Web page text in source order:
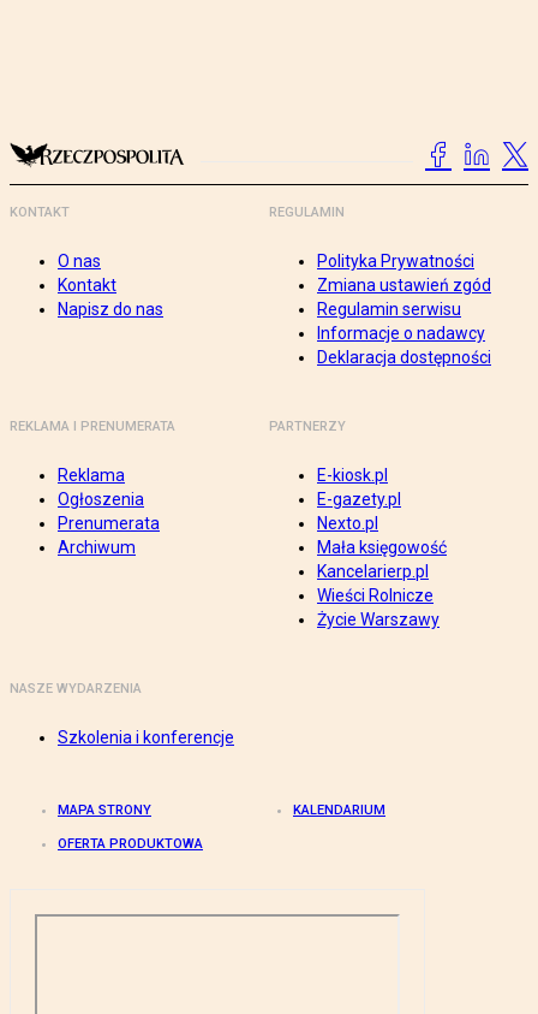
KONTAKT
O nas
Kontakt
Napisz do nas
REGULAMIN
Polityka Prywatności
Zmiana ustawień zgód
Regulamin serwisu
Informacje o nadawcy
Deklaracja dostępności
REKLAMA I PRENUMERATA
Reklama
Ogłoszenia
Prenumerata
Archiwum
PARTNERZY
E-kiosk.pl
E-gazety.pl
Nexto.pl
Mała księgowość
Kancelarierp.pl
Wieści Rolnicze
Życie Warszawy
NASZE WYDARZENIA
Szkolenia i konferencje
MAPA STRONY KALENDARIUM
OFERTA PRODUKTOWA